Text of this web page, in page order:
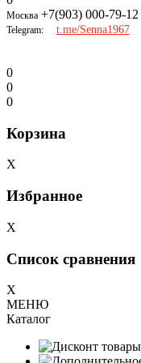
Москва +7(903) 000-79-12
Telegram: t.me/Senna1967
0
0
0
Корзина
X
Избранное
X
Список сравнения
X
МЕНЮ
Каталог